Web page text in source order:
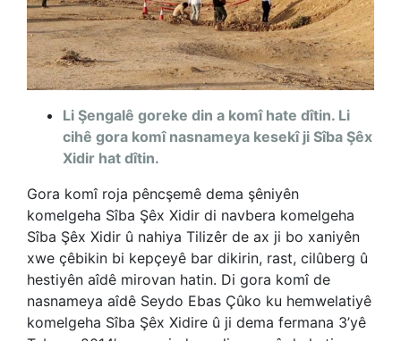
Li Şengalê goreke din a komî hate dîtin. Li
cihê gora komî nasnameya kesekî ji Sîba Şêx
Xidir hat dîtin.
Gora komî roja pêncşemê dema şêniyên
komelgeha Sîba Şêx Xidir di navbera komelgeha
Sîba Şêx Xidir û nahiya Tilizêr de ax ji bo xaniyên
xwe çêbikin bi kepçeyê bar dikirin, rast, cilûberg û
hestiyên aîdê mirovan hatin. Di gora komî de
nasnameya aîdê Seydo Ebas Çûko ku hemwelatiyê
komelgeha Sîba Şêx Xidire û ji dema fermana 3’yê